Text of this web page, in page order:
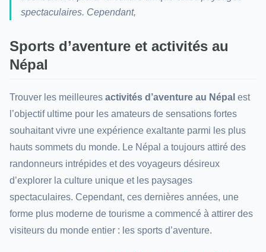
spectaculaires. Cependant,
Sports d’aventure et activités au
Népal
Trouver les meilleures activités d’aventure au Népal est
l’objectif ultime pour les amateurs de sensations fortes
souhaitant vivre une expérience exaltante parmi les plus
hauts sommets du monde. Le Népal a toujours attiré des
randonneurs intrépides et des voyageurs désireux
d’explorer la culture unique et les paysages
spectaculaires. Cependant, ces dernières années, une
forme plus moderne de tourisme a commencé à attirer des
visiteurs du monde entier : les sports d’aventure.